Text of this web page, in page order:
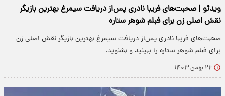
ویدئو | صحبت‌های فریبا نادری پس‌از دریافت سیمرغ بهترین بازیگر
نقش اصلی زن برای فبلم شوهر ستاره
صحبت‌های فریبا نادری پس‌از دریافت سیمرغ بهترین بازیگر نقش اصلی زن
برای فبلم شوهر ستاره را ببینید و بشنوید.
۲۲ بهمن ۱۴۰۳